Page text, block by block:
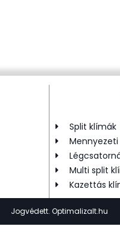
Split klímák
Multi split
Kazettás
Jogvédett. Optimalizalt.hu